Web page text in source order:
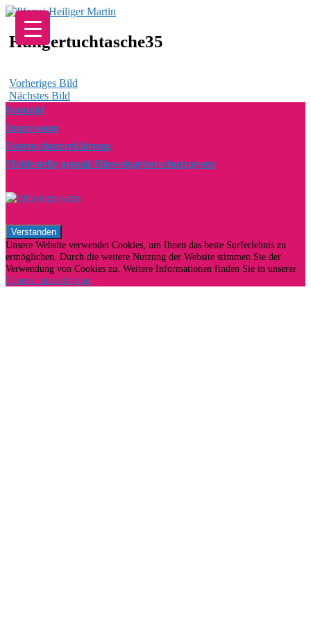
Zum
Inhalt
springen
Hungertuchtasche35
Vorheriges Bild
Nächstes Bild
Kontakt
Impressum
Datenschutzerklärung
Meldestelle gemäß Hinweisgeberschutzgesetz
Unsere Website verwendet Cookies, um Ihnen das beste Surferlebnis zu
ermöglichen. Durch die weitere Nutzung der Website stimmen Sie der
Verwendung von Cookies zu. Weitere Informationen finden Sie in unserer
Datenschutzerklärung.